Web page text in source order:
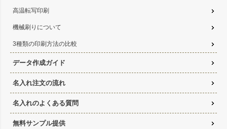
高温転写印刷
機械刷りについて
3種類の印刷方法の比較
データ作成ガイド
名入れ注文の流れ
名入れのよくある質問
無料サンプル提供